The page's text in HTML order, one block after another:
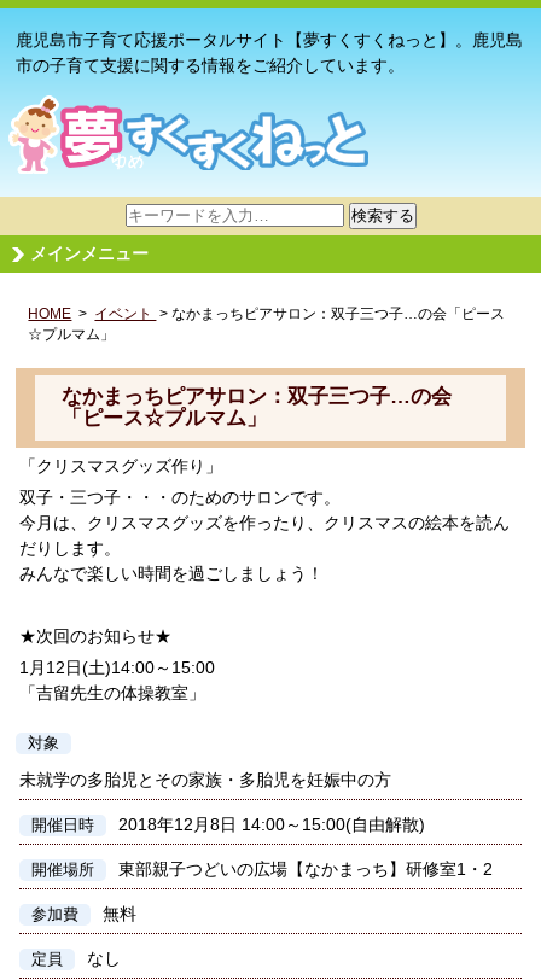
鹿児島市子育て応援ポータルサイト【夢すくすくねっと】。鹿児島
市の子育て支援に関する情報をご紹介しています。
サ
イ
ト
検
検索する
メインメニュー
HOME > イベント
> なかまっちピアサロン：双子三つ子…の会「ピース
☆プルマム」
なかまっちピアサロン：双子三つ子…の会
「ピース☆プルマム」
「クリスマスグッズ作り」
双子・三つ子・・・のためのサロンです。
今月は、クリスマスグッズを作ったり、クリスマスの絵本を読ん
だりします。
みんなで楽しい時間を過ごしましょう！
★次回のお知らせ★
1月12日(土)14:00～15:00
「吉留先生の体操教室」
対象
未就学の多胎児とその家族・多胎児を妊娠中の方
開催日時 2018年12月8日 14:00～15:00(自由解散)
開催場所 東部親子つどいの広場【なかまっち】研修室1・2
参加費 無料
定員 なし